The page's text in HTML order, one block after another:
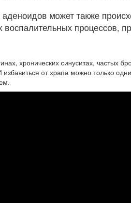
может также
воспалительных процессов,
хронических синуситах, частых
от храпа можно только